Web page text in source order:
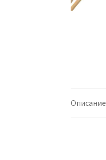
Описание